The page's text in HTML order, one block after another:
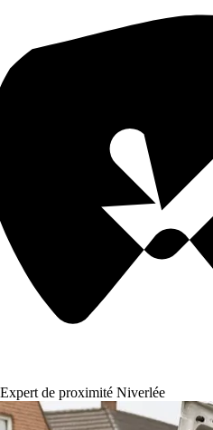
Expert de proximité Niverlée